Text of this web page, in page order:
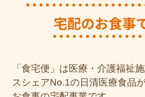
「食宅便」は医療・介護福祉
スシェアNo.1の日清医療食品